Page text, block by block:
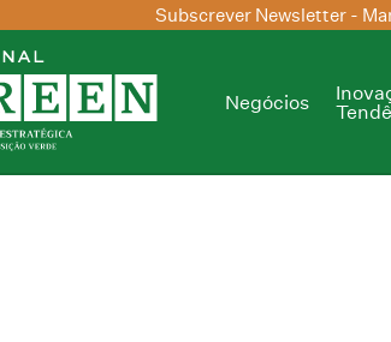
Subscrever Newsletter -
Negócios